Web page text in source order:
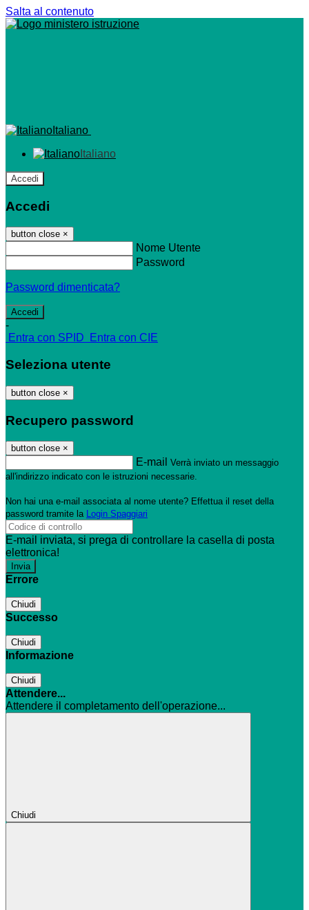
Salta al contenuto
Italiano
Italiano
Accedi
Accedi
button close ×
Nome Utente
Password
Password dimenticata?
-
Entra con SPID
Entra con CIE
Seleziona utente
button close ×
Recupero password
button close ×
E-mail Verrà inviato un messaggio
all'indirizzo indicato con le istruzioni necessarie.
Non hai una e-mail associata al nome utente? Effettua il reset della
password tramite la Login Spaggiari
E-mail inviata, si prega di controllare la casella di posta
elettronica!
Errore
Chiudi
Successo
Chiudi
Informazione
Chiudi
Attendere...
Attendere il completamento dell'operazione...
Chiudi